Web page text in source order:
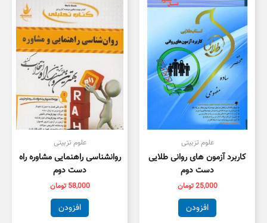
علوم تزبیتی
کاربرد آزمون های روانی طلایی
دست دوم
25,000تومان
افزودن
علوم تزبیتی
روانشناسی راهنمایی مشاوره راه
دست دوم
58,000 تومان
افزودن